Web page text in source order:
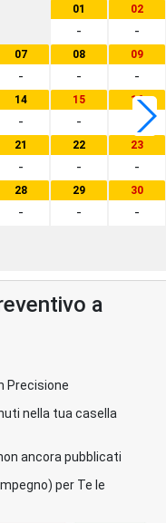
01
-
02
-
07
-
08
-
09
-
14
-
15
-
16
21
-
22
-
23
-
28
-
29
-
30
-
a
Precisione
nella tua casella
ancora pubblicati
per Te le